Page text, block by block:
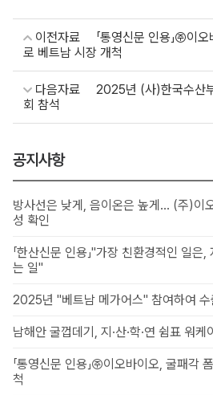
공지사항
방사선은 낮게, 음이온은 높게… (주)이
성 확인
「한산신문 인용」"가장 친환경적인 일
는 일"
2025년 "베트남 메가어스" 참여하여 수
남해안 굴껍데기, 지·산·학·연 쉼표 워케
「통영신문 인용」㈜이오바이오, 굴패각
척
이전자료
「통영신문 인용」㈜이
로 베트남 시장 개척
다음자료
2025년 (사)한국수산
회 참석